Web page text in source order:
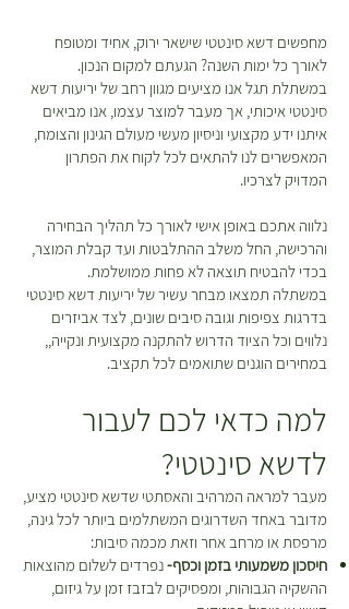
₪
ל
1
מ
ט
להחזיר? אין שום בעיה! כל מוצר
שקיבלתם מאיתנו ניתן להחזרה או
החלפה כל עוד דווח בטווח של 48
שעות מקבלת המשלוח. ישנה עלות של
30 ש”ח בעבור המשלוח. במידה
ובחרתם להחזיר פריטים תהיה עלות
המקוריים ואלו יקוזזו מהזיכוי שמגיע
לכם. *יש לטפל בצמחים על פי
ההוראות המופיעות על גבי כל צמח
בעמוד המוצר עד למועד ביצוע
ההחזרה\החלפה.
מחפשים דשא סינטטי שישאר ירוק, אחיד ומטופח
לאורך כל ימות השנה? הגעתם למקום הנכון.
במשתלת תגל אנו מציעים מגוון רחב של יריעות דשא
סינטטי איכותי, אך מעבר למוצר עצמו, אנו מביאים
איתנו ידע מקצועי וניסיון מעשי מעולם הגינון והצומח,
המאפשרים לנו להתאים לכל לקוח את הפתרון
המדויק לצרכיו.
נלווה אתכם באופן אישי לאורך כל תהליך הבחירה
והרכישה, החל משלב ההתלבטות ועד קבלת המוצר,
בכדי להבטיח תוצאה לא פחות ממושלמת.
במשתלה תמצאו מבחר עשיר של יריעות דשא סינטטי
בדרגות צפיפות וגובה סיבים שונים, לצד אביזרים
נלווים וכל הציוד הדרוש להתקנה מקצועית ונקייה,,
במחירים הוגנים שתואמים לכל תקציב.
למה כדאי לכם לעבור
לדשא סינטטי?
מעבר למראה המרהיב והאסתטי שדשא סינטטי מציע,
מדובר באחד השדרוגים המשתלמים ביותר לכל גינה,
מרפסת או מרחב אחר וזאת מכמה סיבות:
חיסכון משמעותי בזמן וכסף-נפרדים לשלום מהוצאות
ההשקיה הגבוהות, ומפסיקים לבזבז זמן על גיזום,